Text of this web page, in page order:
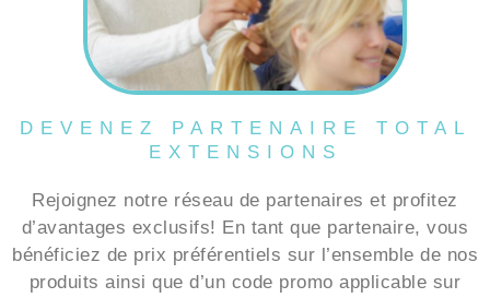
DEVENEZ PARTENAIRE TOTAL
EXTENSIONS
Rejoignez notre réseau de partenaires et profitez
d’avantages exclusifs! En tant que partenaire, vous
bénéficiez de prix préférentiels sur l’ensemble de nos
produits ainsi que d’un code promo applicable sur